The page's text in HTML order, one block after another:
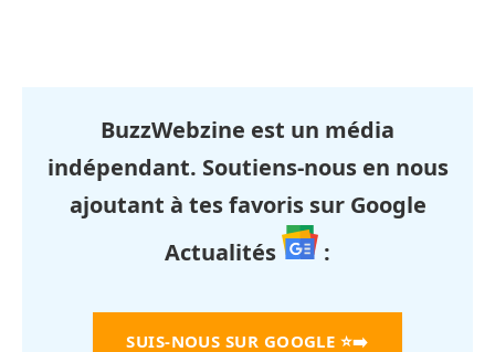
BuzzWebzine est un média
indépendant. Soutiens-nous en nous
ajoutant à tes favoris sur Google
Actualités
:
SUIS-NOUS SUR GOOGLE ⭐➡️